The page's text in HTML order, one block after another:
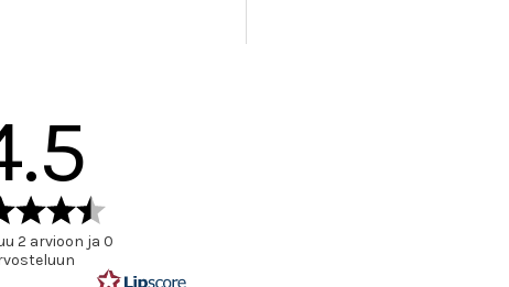
5:sta
tähdestä
2 arvioon ja 0